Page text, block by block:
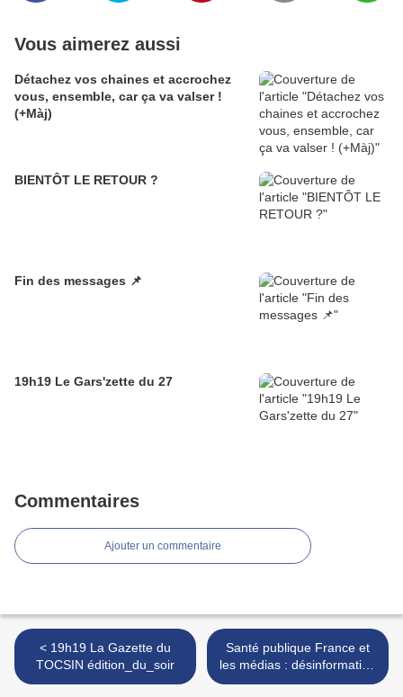
Vous aimerez aussi
Détachez vos chaines et accrochez
vous, ensemble, car ça va valser !
(+Màj)
BIENTÔT LE RETOUR ?
Fin des messages 📌
19h19 Le Gars'zette du 27
Commentaires
Ajouter un commentaire
< 19h19 La Gazette du
TOCSIN édition_du_soir
Santé publique France et
les médias : désinformation
institutionnelle qui frôle la